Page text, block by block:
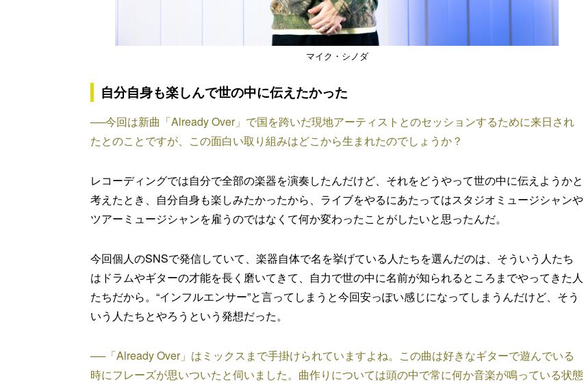
マイク・シノダ
自分自身も楽しんで世の中に伝えたかった
──今回は新曲「Already Over」で国を跨いだ現地アーティストとのセッションするために来日され
たとのことですが、この面白い取り組みはどこから生まれたのでしょうか？
レコーディングでは自分で全部の楽器を演奏したんだけど、それをどうやって世の中に伝えようかと
考えたとき、自分自身も楽しみたかったから、ライブをやるにあたってはスタジオミュージシャンや
ツアーミュージシャンを雇うのではなくて何か変わったことがしたいと思ったんだ。
今回個人のSNSで発信していて、楽器自体で名を挙げている人たちを選んだのは、そういう人たち
はドラムやギターの才能を長く磨いてきて、自力で世の中に名前が知られるところまでやってきた人
たちだから。“インフルエンサー”と言ってしまうと今回安っぽい感じになってしまうんだけど、そう
いう人たちとやろうという発想だった。
──「Already Over」はミックスまで手掛けられていますよね。この曲は好きなギターで遊んでいる
時にフレーズが思いついたと伺いました。曲作りについては頭の中で常に何か音楽が鳴っている状態